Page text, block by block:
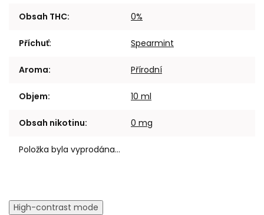
Obsah THC: 0%
Příchuť: Spearmint
Aroma: Přírodní
Objem: 10 ml
Obsah nikotinu: 0 mg
Položka byla vyprodána…
High-contrast mode